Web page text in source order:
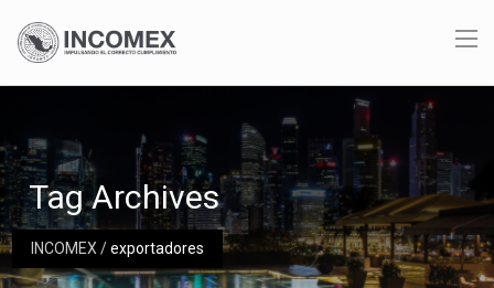
INCOMEX/exportadores
Tag Archives